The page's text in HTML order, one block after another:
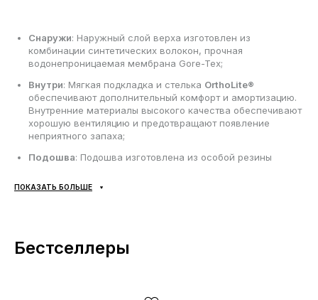
Снаружи: Наружный слой верха изготовлен из
комбинации синтетических волокон, прочная
водонепроницаемая мембрана Gore-Tex;
Внутри: Мягкая подкладка и стелька OrthoLite®
обеспечивают дополнительный комфорт и амортизацию.
Внутренние материалы высокого качества обеспечивают
хорошую вентиляцию и предотвращают появление
неприятного запаха;
Подошва: Подошва изготовлена из особой резины
Сезонность: Может использоваться в течение всего
ПОКАЗАТЬ БОЛЬШЕ
Бестселлеры